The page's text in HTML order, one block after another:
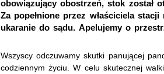
obowiązujący obostrzeń, stok został
Za popełnione przez właściciela
ukaranie do sądu. Apelujemy o
Wszyscy odczuwamy skutki panującej
codziennym życiu. W celu skutecznej